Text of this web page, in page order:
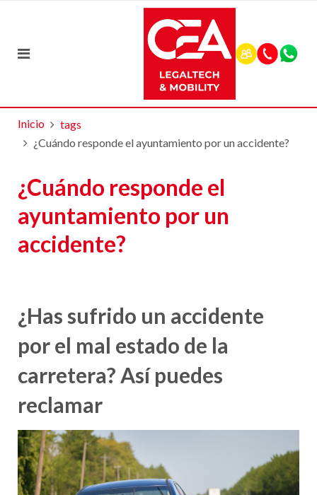
Inicio
tags
¿Cuándo responde el ayuntamiento por un accidente?
¿Cuándo responde el
ayuntamiento por un
accidente?
¿Has sufrido un accidente
por el mal estado de la
carretera? Así puedes
reclamar